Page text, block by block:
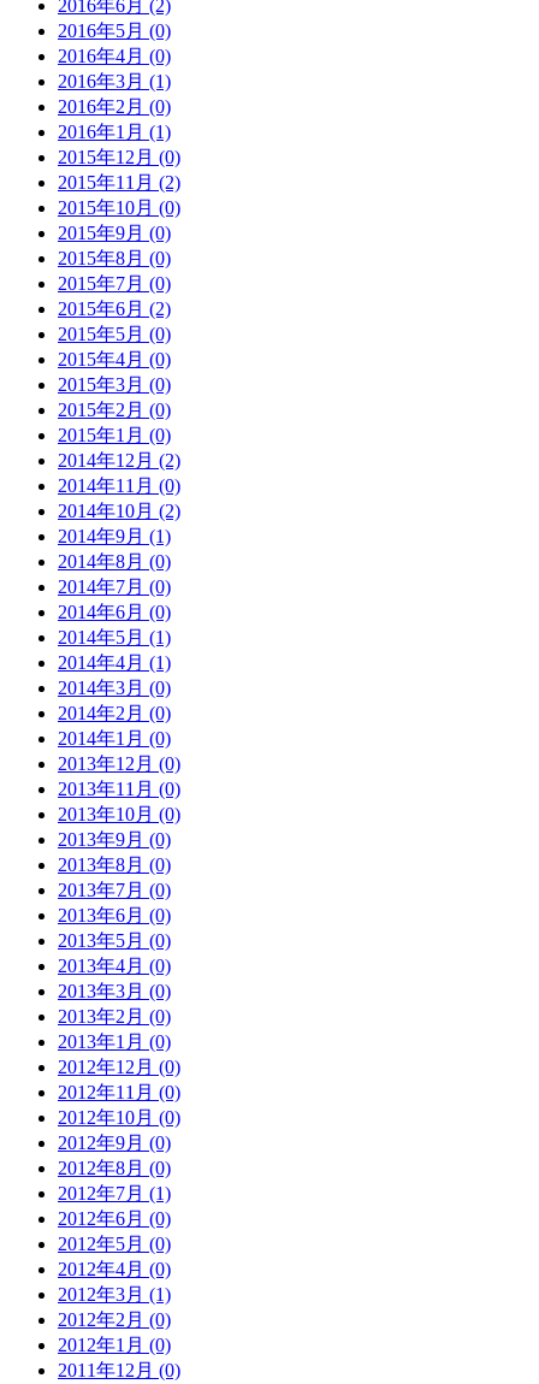
2016年6月 (2)
2016年5月 (0)
2016年4月 (0)
2016年3月 (1)
2016年2月 (0)
2016年1月 (1)
2015年12月 (0)
2015年11月 (2)
2015年10月 (0)
2015年9月 (0)
2015年8月 (0)
2015年7月 (0)
2015年6月 (2)
2015年5月 (0)
2015年4月 (0)
2015年3月 (0)
2015年2月 (0)
2015年1月 (0)
2014年12月 (2)
2014年11月 (0)
2014年10月 (2)
2014年9月 (1)
2014年8月 (0)
2014年7月 (0)
2014年6月 (0)
2014年5月 (1)
2014年4月 (1)
2014年3月 (0)
2014年2月 (0)
2014年1月 (0)
2013年12月 (0)
2013年11月 (0)
2013年10月 (0)
2013年9月 (0)
2013年8月 (0)
2013年7月 (0)
2013年6月 (0)
2013年5月 (0)
2013年4月 (0)
2013年3月 (0)
2013年2月 (0)
2013年1月 (0)
2012年12月 (0)
2012年11月 (0)
2012年10月 (0)
2012年9月 (0)
2012年8月 (0)
2012年7月 (1)
2012年6月 (0)
2012年5月 (0)
2012年4月 (0)
2012年3月 (1)
2012年2月 (0)
2012年1月 (0)
2011年12月 (0)